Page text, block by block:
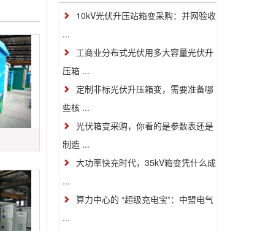
10kV光伏升压站箱变采购：并网验收
...
工商业分布式光伏用多大容量光伏升
压箱 ...
定制非标光伏升压箱变，需要准备哪
些核 ...
光伏箱变采购，你看的是参数表还是
制造 ...
大功率快充时代，35kV箱变凭什么成
...
算力中心的 “超级充电宝”：中盟电气
...